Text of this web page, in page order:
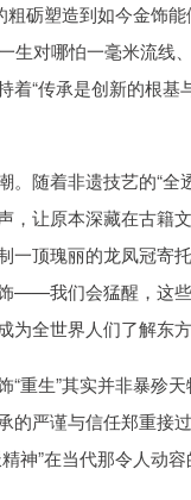
砺塑造到如今金饰
生对哪怕一毫米流
着“传承是创新的根
随着非遗技艺的“全
，让原本深藏在古籍
一顶瑰丽的龙凤冠寄
——我们会猛醒，这
全世界人们了解东
“重生”其实并非暴殄
的严谨与信任郑重接
”在当代那令人动容